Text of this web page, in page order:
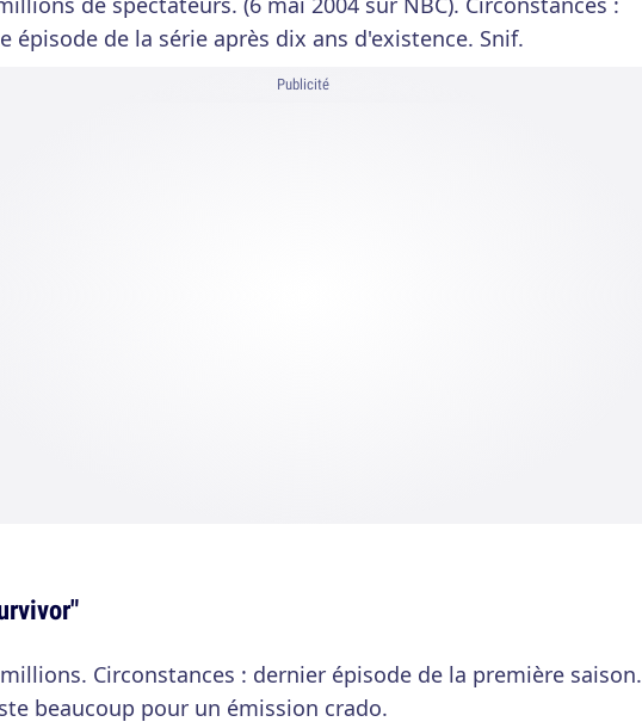
épisode de la série après dix ans d'existence. Snif.
Publicité
Circonstances : dernier épisode de la première saison.
beaucoup pour un émission crado.